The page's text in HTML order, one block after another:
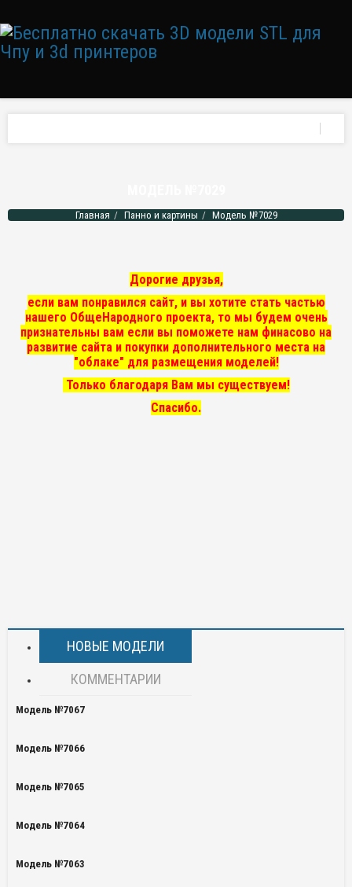
Главная Панно и картины Модель №7029
Дорогие друзья,
если вам понравился сайт, и вы хотите стать частью
нашего ОбщеНародного проекта, то мы будем очень
признательны вам если вы поможете нам финасово на
развитие сайта и покупки дополнительного места на
"облаке" для размещения моделей!
Только благодаря Вам мы существуем!
Спасибо.
НОВЫЕ МОДЕЛИ
КОММЕНТАРИИ
Модель №7067
Модель №7066
Модель №7065
Модель №7064
Модель №7063